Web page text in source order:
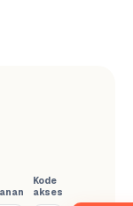
Kode
akses